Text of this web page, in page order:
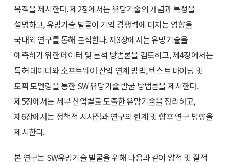
목적을 제시한다. 제2장에서는 유망기술의 개념과 특성을
설명하고, 유망기술 발굴이 기업 경쟁력에 미치는 영향을
국내외 연구를 통해 분석한다. 제3장에서는 유망기술을
예측하기 위한 데이터 및 분석 방법론을 검토하고, 제4장에서는
특허 데이터와 소프트웨어 산업 연계 방법, 텍스트 마이닝 및
토픽 모델링을 통한 SW 유망기술 발굴 방법론을 제시한다.
제5장에서는 세부 산업별로 도출한 유망기술을 정리하고,
제6장에서는 정책적 시사점과 연구의 한계 및 향후 연구 방향을
제시한다.
본 연구는 SW유망기술 발굴을 위해 다음과 같이 양적 및 질적